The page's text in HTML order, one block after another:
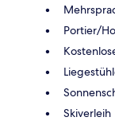
Portier/
Skiverleih